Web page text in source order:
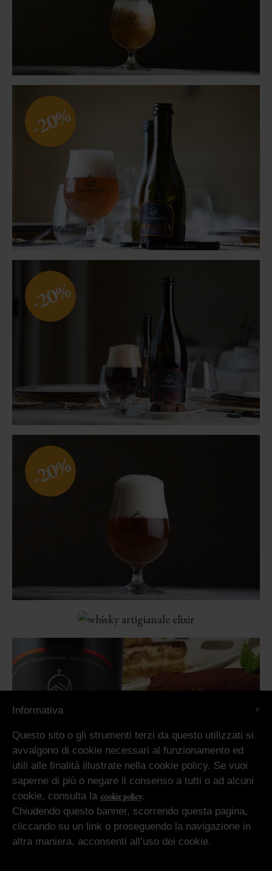
Utilizziamo i cookie sul nostro sito Web per offrirti l'esperienza più
pertinente ricordando le tue preferenze e ripetendo le visite. Cliccando su
"Accetta tutto", acconsenti all'uso di TUTTI i cookie. Tuttavia, puoi
visitare "Impostazioni cookie" per fornire un consenso controllato.
Cookie Settings Accetta Tutto
×
Informativa
Questo sito o gli strumenti terzi da questo utilizzati si
avvalgono di cookie necessari al funzionamento ed
utili alle finalità illustrate nella cookie policy. Se vuoi
saperne di più o negare il consenso a tutti o ad alcuni
cookie, consulta la cookie policy.
Chiudendo questo banner, scorrendo questa pagina,
cliccando su un link o proseguendo la navigazione in
altra maniera, acconsenti all’uso dei cookie.